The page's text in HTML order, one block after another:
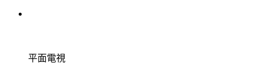
平面電視